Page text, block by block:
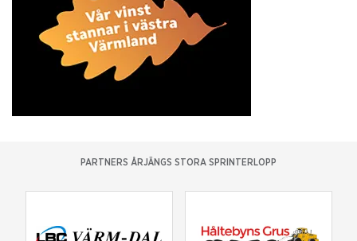
PARTNERS ÅRJÄNGS STORA SPRINTERLOPP